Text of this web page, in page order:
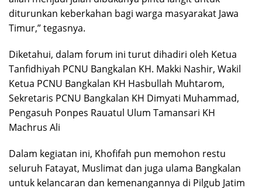
diturunkan keberkahan bagi warga masyarakat Jawa
Timur,” tegasnya.
Diketahui, dalam forum ini turut dihadiri oleh Ketua
Tanfidhiyah PCNU Bangkalan KH. Makki Nashir, Wakil
Ketua PCNU Bangkalan KH Hasbullah Muhtarom,
Sekretaris PCNU Bangkalan KH Dimyati Muhammad,
Pengasuh Ponpes Rauatul Ulum Tamansari KH
Machrus Ali
Dalam kegiatan ini, Khofifah pun memohon restu
seluruh Fatayat, Muslimat dan juga ulama Bangkalan
untuk kelancaran dan kemenangannya di Pilgub Jatim